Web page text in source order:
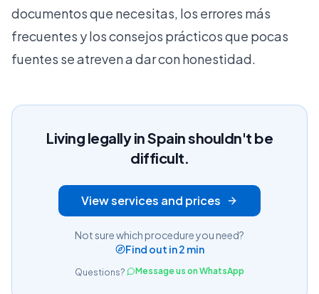
documentos que necesitas, los errores más
frecuentes y los consejos prácticos que pocas
fuentes se atreven a dar con honestidad.
Living legally in Spain shouldn't be
difficult.
View services and prices
Not sure which procedure you need?
Find out in 2 min
Questions? Message us on WhatsApp